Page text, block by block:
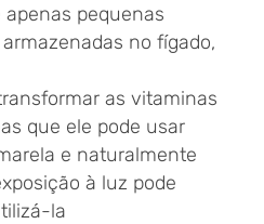
pequenas
no fígado,
as vitaminas
que ele pode usar
e naturalmente
à luz pode
la